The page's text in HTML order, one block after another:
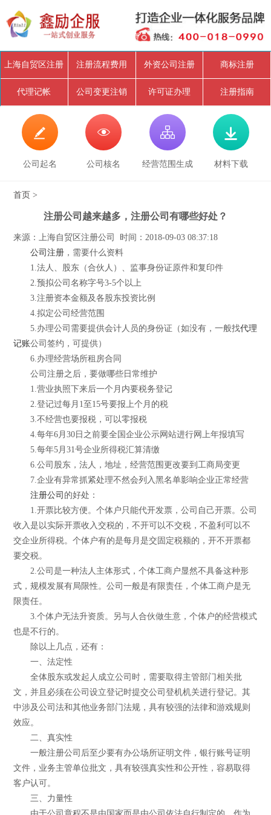
上海自贸区注册 注册流程费用 外资公司注册 商标注册
代理记帐 公司变更注销 许可证办理 注册指南

公司起名

公司核名

经营范围生成

材料下载
首页 >
注册公司越来越多，注册公司有哪些好处？
来源：上海自贸区注册公司 时间：2018-09-03 08:37:18
公司注册 ，需要什么资料
1.法人、股东（合伙人）、监事身份证原件和复印件
2.预拟公司名称字号3-5个以上
3.注册资本金额及各股东投资比例
4.拟定公司经营范围
5.办理公司需要提供会计人员的身份证（如没有，一般找代理
记账公司签约，可提供）
6.办理经营场所租房合同
公司注册之后，要做哪些日常维护
1.营业执照下来后一个月内要税务登记
2.登记过每月1至15号要报上个月的税
3.不经营也要报税，可以零报税
4.每年6月30日之前要全国企业公示网站进行网上年报填写
5.每年5月31号企业所得税汇算清缴
6.公司股东，法人，地址，经营范围更改要到工商局变更
7.企业有异常抓紧处理不然会列入黑名单影响企业正常经营
注册公司 的好处：
1.开票比较方便。个体户只能代开发票，公司自己开票。公司
收入是以实际开票收入交税的，不开可以不交税，不盈利可以不
交企业所得税。个体户有的是每月是交固定税额的，开不开票都
要交税。
2.公司是一种法人主体形式，个体工商户显然不具备这种形
式，规模发展有局限性。公司一般是有限责任，个体工商户是无
限责任。
3.个体户无法升资质。另与人合伙做生意，个体户的经营模式
也是不行的。
除以上几点，还有：
一、法定性
全体股东或发起人成立公司时，需要取得主管部门相关批
文，并且必须在公司设立登记时提交公司登机机关进行登记。其
中涉及公司法和其他业务部门法规，具有较强的法律和游戏规则
效应。
二、真实性
一般注册公司后至少要有办公场所证明文件，银行账号证明
文件，业务主管单位批文，具有较强真实性和公开性，容易取得
客户认可。
三、力量性